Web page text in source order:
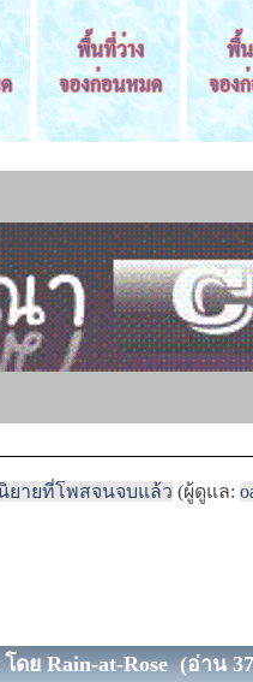
ยายที่โพสจนจบแล้ว (ผู้ดูแล:
ย Rain-at-Rose (อ่าน